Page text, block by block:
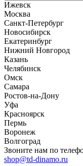
Ижевск
Москва
Санкт-Петербург
Новосибирск
Екатеринбург
Нижний Новгород
Казань
Челябинск
Омск
Самара
Ростов-на-Дону
Уфа
Красноярск
Пермь
Воронеж
Волгоград
Звоните нам по
shop@td-dinamo.ru